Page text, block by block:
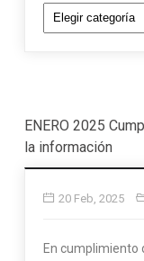
ENERO 2025
la información
20 Feb, 2025
En cumplimiento